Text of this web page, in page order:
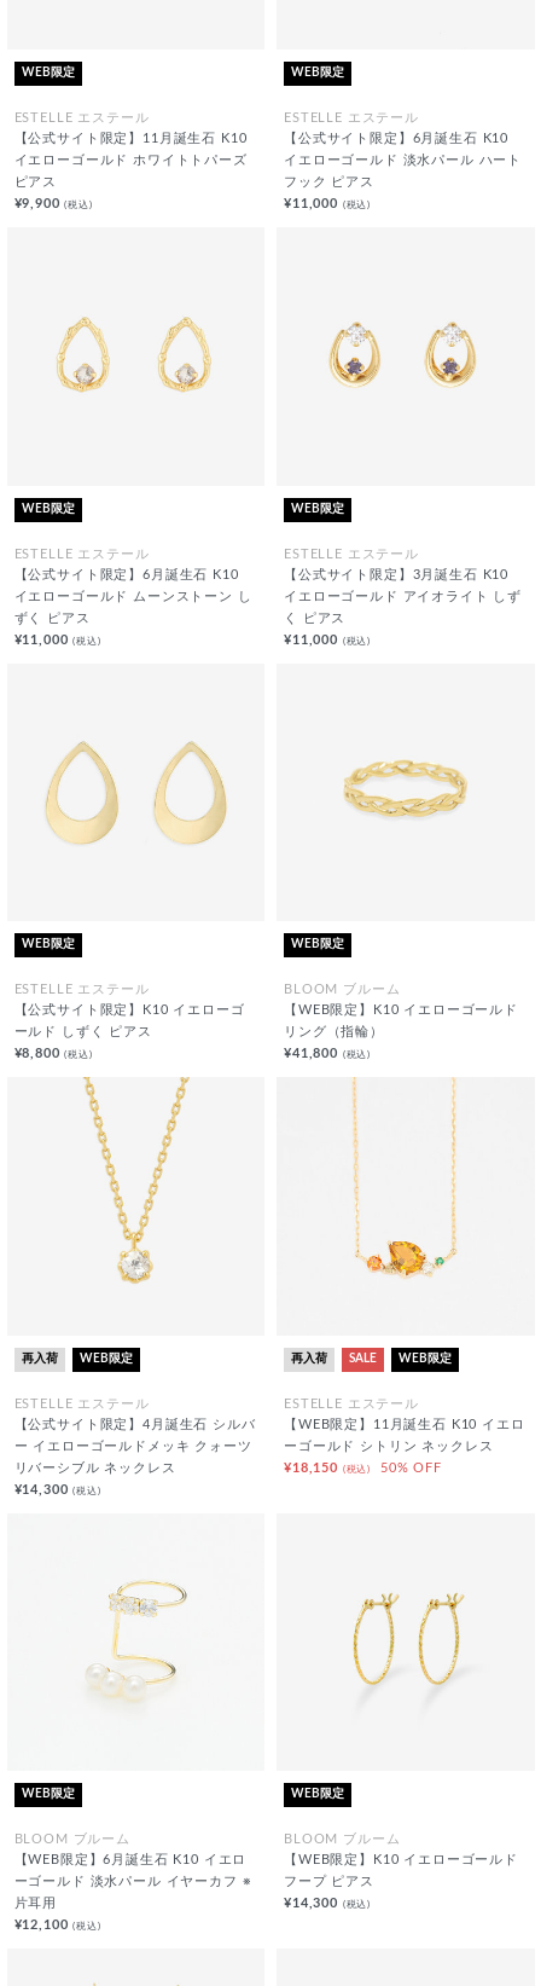
WEB限定
ESTELLE エステール
【公式サイト限定】11月誕生石 K10
イエローゴールド ホワイトトパーズ
ピアス
¥9,900(税込)
WEB限定
ESTELLE エステール
【公式サイト限定】6月誕生石 K10
イエローゴールド 淡水パール ハート
フック ピアス
¥11,000 (税込)
WEB限定
ESTELLE エステール
【公式サイト限定】6月誕生石 K10
イエローゴールド ムーンストーン し
ずく ピアス
¥11,000(税込)
WEB限定
ESTELLE エステール
【公式サイト限定】3月誕生石 K10
イエローゴールド アイオライト しず
く ピアス
¥11,000 (税込)
WEB限定
ESTELLE エステール
【公式サイト限定】K10 イエローゴ
ールド しずく ピアス
¥8,800(税込)
WEB限定
BLOOM ブルーム
【WEB限定】K10 イエローゴールド
リング（指輪）
¥41,800 (税込)
再入荷 WEB限定
ESTELLE エステール
【公式サイト限定】4月誕生石 シルバ
ー イエローゴールドメッキ クォーツ
リバーシブル ネックレス
¥14,300(税込)
再入荷 SALE WEB限定
ESTELLE エステール
【WEB限定】11月誕生石 K10 イエロ
ーゴールド シトリン ネックレス
¥18,150 (税込) 50% OFF
WEB限定
BLOOM ブルーム
【WEB限定】6月誕生石 K10 イエロ
ーゴールド 淡水パール イヤーカフ ※
片耳用
¥12,100(税込)
WEB限定
BLOOM ブルーム
【WEB限定】K10 イエローゴールド
フープ ピアス
¥14,300 (税込)